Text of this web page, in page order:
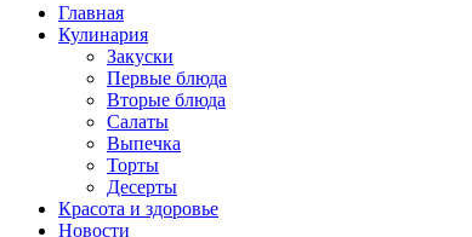
Главная
Кулинария
Закуски
Первые блюда
Вторые блюда
Салаты
Выпечка
Торты
Десерты
Красота и здоровье
Новости